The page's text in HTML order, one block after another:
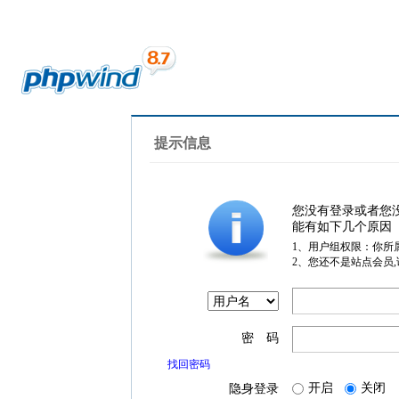
提示信息
您没有登录或者您
能有如下几个原因
1、用户组权限：你所
2、您还不是站点会员
密 码
找回密码
隐身登录 开启 关闭